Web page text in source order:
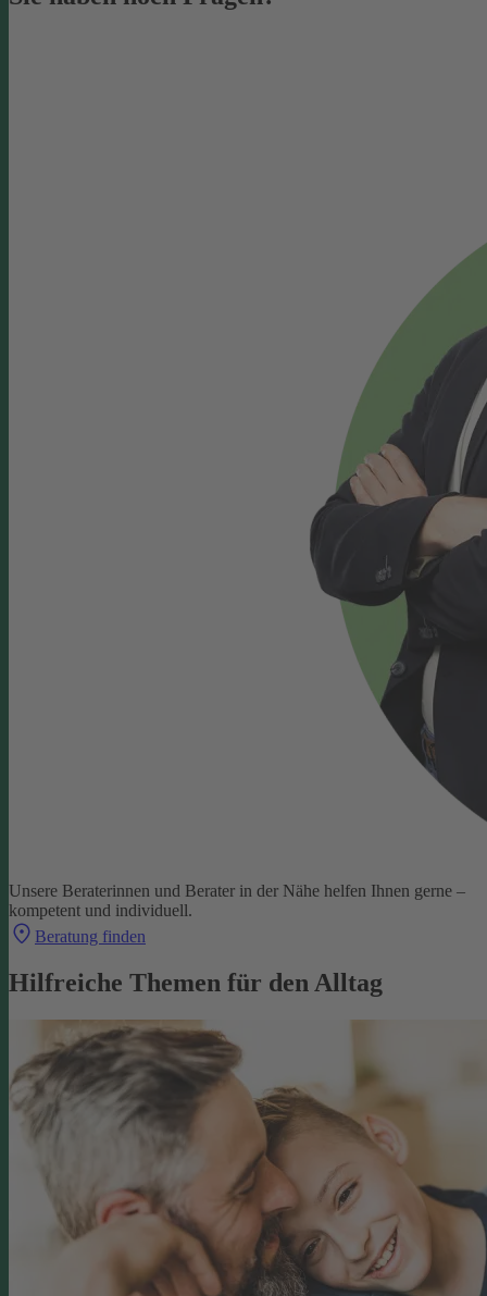
Unsere Beraterinnen und Berater in der Nähe helfen Ihnen gerne –
kompetent und individuell.
Beratung finden
Hilfreiche Themen für den Alltag